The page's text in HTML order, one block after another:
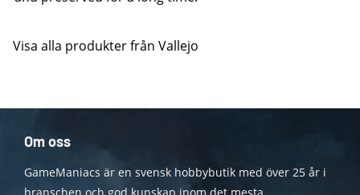
Visa alla produkter från Vallejo
Om oss
GameManiacs är en svensk hobbybutik med över 25 år i